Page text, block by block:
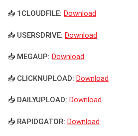
📥 1CLOUDFILE: Download
📥 USERSDRIVE: Download
📥 MEGAUP: Download
📥 CLICKNUPLOAD: Download
📥 DAILYUPLOAD: Download
📥 RAPIDGATOR: Download